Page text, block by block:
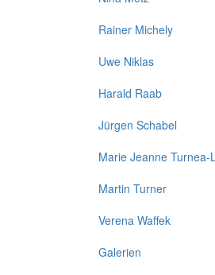
Rainer Michely
Uwe Niklas
Harald Raab
Jürgen Schabel
Marie Jeanne Turnea-
Martin Turner
Verena Waffek
Galerien